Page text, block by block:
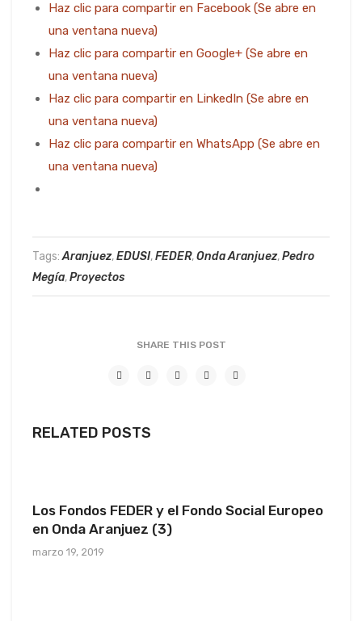
Haz clic para compartir en Facebook (Se abre en
una ventana nueva)
Haz clic para compartir en Google+ (Se abre en
una ventana nueva)
Haz clic para compartir en LinkedIn (Se abre en
una ventana nueva)
Haz clic para compartir en WhatsApp (Se abre en
una ventana nueva)
Tags: Aranjuez,EDUSI,FEDER,Onda Aranjuez,Pedro
Megía,Proyectos
SHARE THIS POST
RELATED POSTS
Los Fondos FEDER y el Fondo Social Europeo
en Onda Aranjuez (3)
marzo 19, 2019